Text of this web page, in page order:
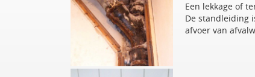
Een lekkage of
De standleiding
afvoer van